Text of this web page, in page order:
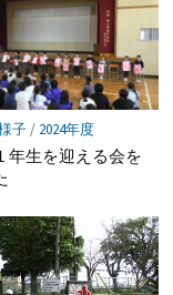
子/ 2024年度
年生を迎える会を